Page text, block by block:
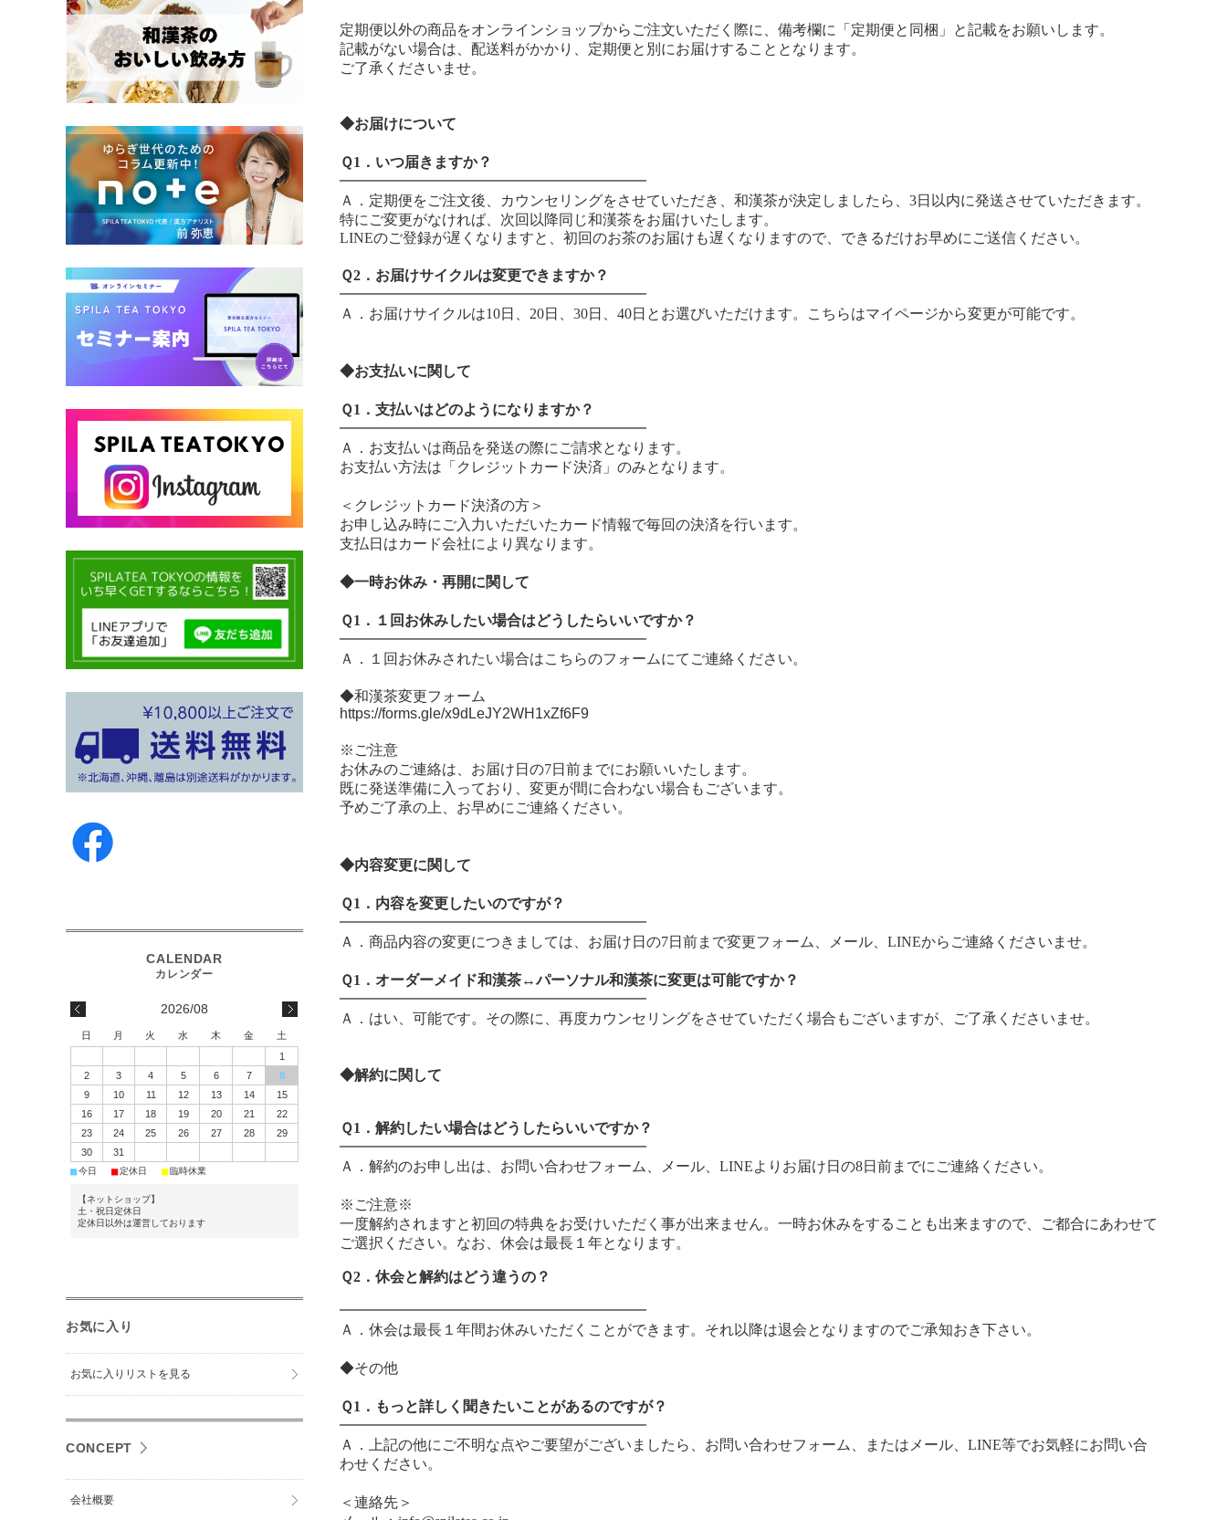
定期便以外の商品をオンラインショップからご注文いただく際に、備考欄に「定期便と同梱」と記載をお願いします。
記載がない場合は、配送料がかかり、定期便と別にお届けすることとなります。
ご了承くださいませ。
◆お届けについて
Ｑ1．いつ届きますか？
━━━━━━━━━━━━━━━━━━━━━
Ａ．定期便をご注文後、カウンセリングをさせていただき、和漢茶が決定しましたら、3日以内に発送させていただきます。
特にご変更がなければ、次回以降同じ和漢茶をお届けいたします。
LINEのご登録が遅くなりますと、初回のお茶のお届けも遅くなりますので、できるだけお早めにご送信ください。
Ｑ2．お届けサイクルは変更できますか？
━━━━━━━━━━━━━━━━━━━━━
Ａ． お届けサイクルは10日、20日、30日、40日とお選びいただけます。こちらはマイページから変更が可能です。
◆お支払いに関して
Ｑ1．支払いはどのようになりますか？
━━━━━━━━━━━━━━━━━━━━━
Ａ．お支払いは商品を発送の際にご請求となります。
お支払い方法は「クレジットカード決済」のみとなります。
＜クレジットカード決済の方＞
お申し込み時にご入力いただいたカード情報で毎回の決済を行います。
支払日はカード会社により異なります。
◆一時お休み・再開に関して
Ｑ1．１回お休みしたい場合はどうしたらいいですか？
━━━━━━━━━━━━━━━━━━━━━
Ａ．１回お休みされたい場合はこちらのフォームにてご連絡ください。
◆和漢茶変更フォーム
https://forms.gle/x9dLeJY2WH1xZf6F9
※ご注意
お休みのご連絡は、お届け日の7日前までにお願いいたします。
既に発送準備に入っており、変更が間に合わない場合もございます。
予めご了承の上、お早めにご連絡ください。
◆内容変更に関して
Ｑ1．内容を変更したいのですが？
━━━━━━━━━━━━━━━━━━━━━
Ａ．商品内容の変更につきましては、お届け日の7日前まで変更フォーム、メール、 LINEからご連絡くださいませ。
Ｑ1．オーダーメイド和漢茶↔︎パーソナル和漢茶に変更は可能ですか？
━━━━━━━━━━━━━━━━━━━━━
Ａ．はい、可能です。その際に、再度カウンセリングをさせていただく場合もございますが、ご了承くださいませ。
◆解約に関して
Ｑ1．解約したい場合はどうしたらいいですか？
━━━━━━━━━━━━━━━━━━━━━
Ａ．解約のお申し出は、お問い合わせフォーム、メール、 LINEよりお届け日の8日前までにご連絡ください。
※ご注意※
一度解約されますと初回の特典をお受けいただく事が出来ません。一時お休みをすることも出来ますので、ご都合にあわせて
ご選択ください。なお、休会は最長１年となります。
Ｑ2．休会と解約はどう違うの？
━━━━━━━━━━━━━━━━━━━━━
Ａ．休会は最長１年間お休みいただくことができます。それ以降は退会となりますのでご承知おき下さい。
◆その他
Ｑ1．もっと詳しく聞きたいことがあるのですが？
━━━━━━━━━━━━━━━━━━━━━
Ａ．上記の他にご不明な点やご要望がございましたら、お問い合わせフォーム、またはメール、LINE等でお気軽にお問い合
わせください。
＜連絡先＞
2026/08
日 月 火 水 木 金
土
1
2
3 4 5 6 7
8
9
10 11 12 13 14
15
16
17 18 19 20 21
22
23
24 25 26 27 28
29
30
31
■今日 ■定休日 ■臨時休業
【ネットショップ】
土・祝日定休日
定休日以外は運営しております
お気に入り
お気に入りリストを見る
CONCEPT
会社概要